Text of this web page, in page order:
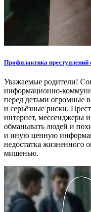
Профилактика
Уважаемые родители!
перед детьми огромные
и серьёзные риски.
интернет, мессенджеры
обманывать людей и
и иную ценную
недостатка жизненного
мишенью.